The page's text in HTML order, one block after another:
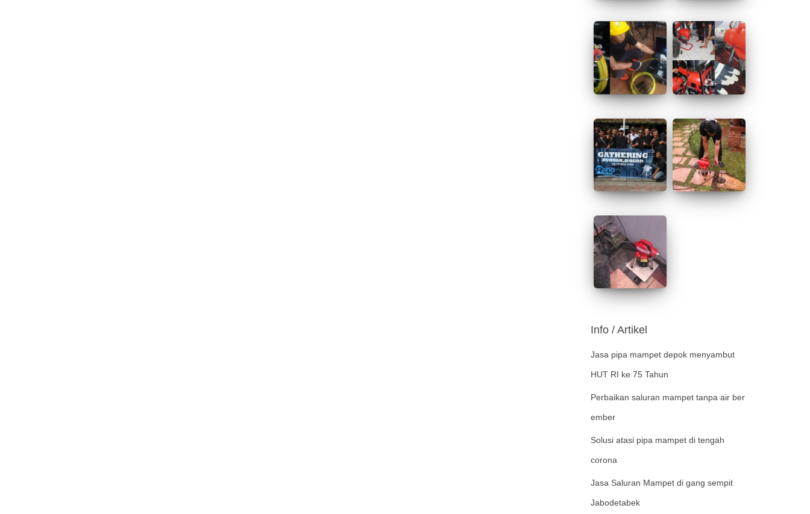
Info / Artikel
Jasa pipa mampet depok menyambut
HUT RI ke 75 Tahun
Perbaikan saluran mampet tanpa air ber
ember
Solusi atasi pipa mampet di tengah
corona
Jasa Saluran Mampet di gang sempit
Jabodetabek